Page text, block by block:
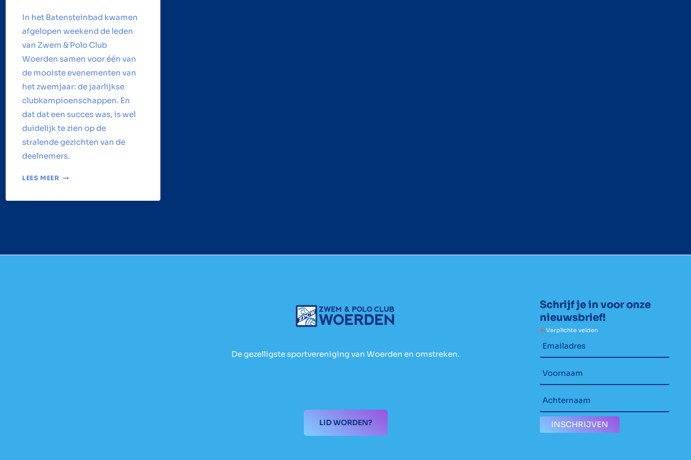
In het Batensteinbad kwamen
afgelopen weekend de leden
van Zwem & Polo Club
Woerden samen voor één van
de mooiste evenementen van
het zwemjaar: de jaarlijkse
clubkampioenschappen. En
dat dat een succes was, is wel
duidelijk te zien op de
stralende gezichten van de
deelnemers.
LEES MEER CLUBKAMPIOENSCHAPPEN
De gezelligste sportvereniging van Woerden en omstreken.
LID WORDEN?
Schrijf je in voor onze
nieuwsbrief!
* Verplichte velden